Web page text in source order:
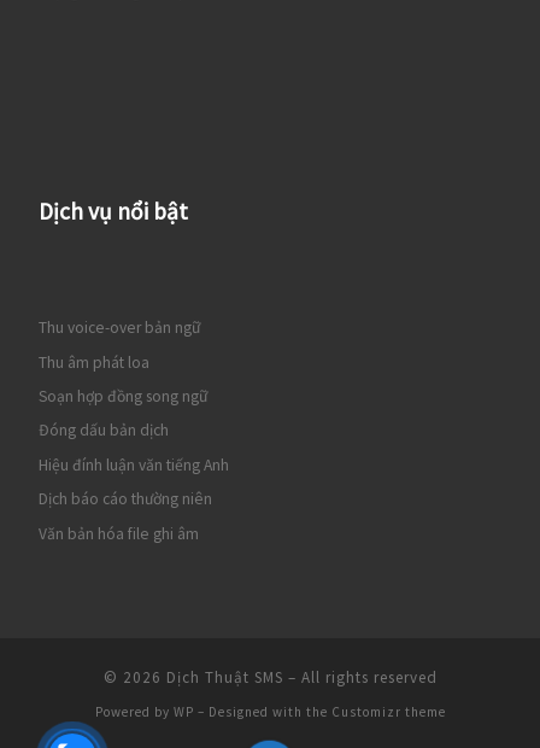
Dịch vụ nổi bật
Thu voice-over bản ngữ
Thu âm phát loa
Soạn hợp đồng song ngữ
Đóng dấu bản dịch
Hiệu đính luận văn tiếng Anh
Dịch báo cáo thường niên
Văn bản hóa file ghi âm
© 2026 Dịch Thuật SMS – All rights reserved
Powered by WP – Designed with the Customizr theme